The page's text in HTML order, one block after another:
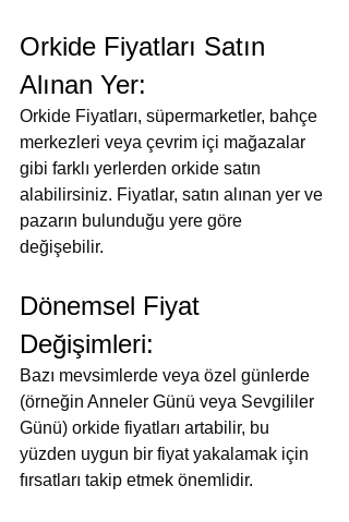
Orkide Fiyatları Satın
Alınan Yer:
Orkide Fiyatları, süpermarketler, bahçe
merkezleri veya çevrim içi mağazalar
gibi farklı yerlerden orkide satın
alabilirsiniz. Fiyatlar, satın alınan yer ve
pazarın bulunduğu yere göre
değişebilir.
Dönemsel Fiyat
Değişimleri:
Bazı mevsimlerde veya özel günlerde
(örneğin Anneler Günü veya Sevgililer
Günü) orkide fiyatları artabilir, bu
yüzden uygun bir fiyat yakalamak için
fırsatları takip etmek önemlidir.